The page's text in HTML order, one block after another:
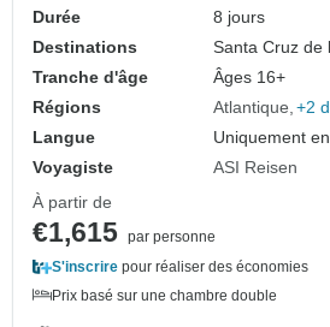
Durée
8 jours
Destinations
Santa Cruz de
Tranche d'âge
Âges 16+
Régions
Atlantique +2
Langue
Uniquement
Voyagiste
ASI Reisen
À partir de
€1,615 par personne
S'inscrire pour réaliser des économies
Prix basé sur une chambre double